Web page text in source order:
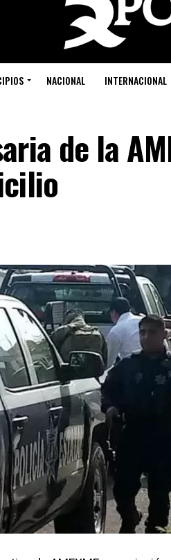
NACIONAL INTERNACIONAL
de la